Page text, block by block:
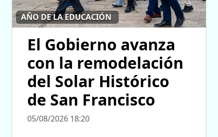
AÑO DE LA EDUCACIÓN
El Gobierno avanza
con la remodelación
del Solar Histórico
de San Francisco
05/08/2026 18:20